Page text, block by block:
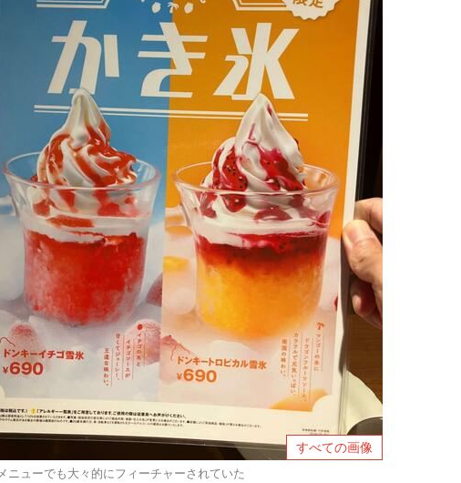
すべての画像
ニューでも大々的にフィーチャーされていた